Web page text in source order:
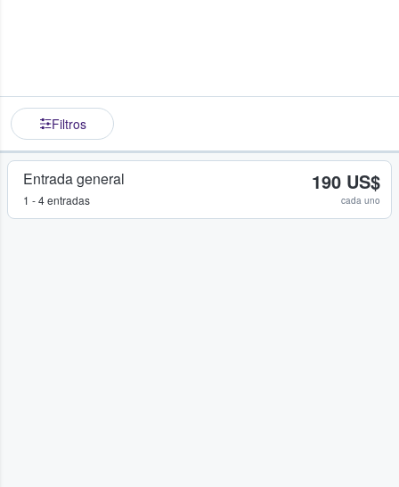
Filtros
Entrada general
1 - 4 entradas
190 US$
cada uno